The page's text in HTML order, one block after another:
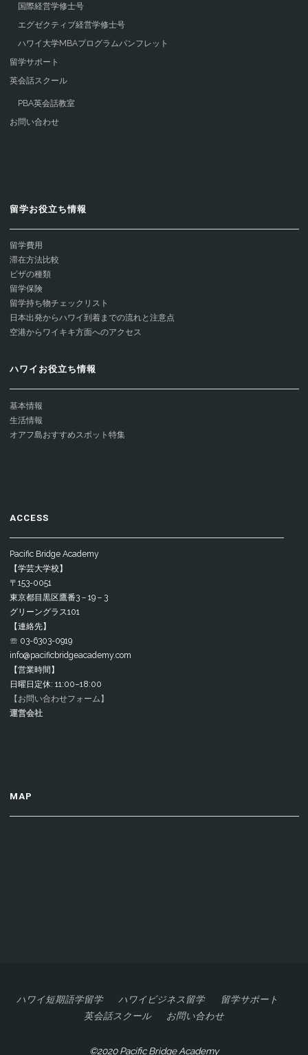
国際経営学修士号
エグゼクティブ経営学修士号
ハワイ大学MBAプログラムパンフレット
留学サポート
英会話スクール
PBA英会話教室
お問い合わせ
留学お役立ち情報
留学費用
滞在方法比較
ビザの種類
留学保険
留学持ち物チェックリスト
日本出発からハワイ到着までの流れと注意点
空港からワイキキ方面へのアクセス
ハワイお役立ち情報
基本情報
生活情報
オアフ島おすすめスポット特集
ACCESS
Pacific Bridge Academy
【学芸大学校】
〒153-0051
東京都目黒区鷹番3－19－3
グリーングラス101
【連絡先】
☏ 03-6303-0919
info@pacificbridgeacademy.com
【営業時間】
日曜日定休: 11:00–18:00
【お問い合わせフォーム】
運営会社
MAP
ハワイ短期語学留学 ハワイビジネス留学
留学サポート
英会話スクール
お問い合わせ
©2020 Pacific Bridge Academy